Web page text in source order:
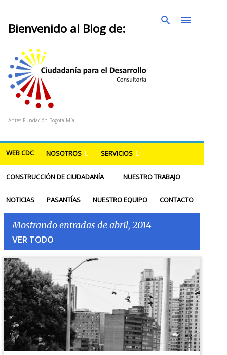
Ir al contenido principal
Bienvenido al Blog de:
Antes Fundación Bogotá Mía
WEB CDC NOSOTROS SERVICIOS
CONSTRUCCIÓN DE CIUDADANÍA NUESTRO TRABAJO
NOTICIAS PASANTÍAS NUESTRO EQUIPO CONTACTO
Mostrando entradas de abril, 2014
VER TODO
E
n
t
r